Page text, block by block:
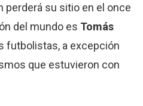
perderá su sitio en el once
del mundo es Tomás
futbolistas, a excepción
que estuvieron con